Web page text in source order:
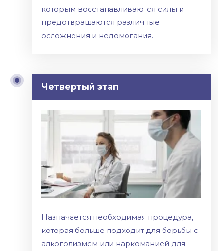
которым восстанавливаются силы и
предотвращаются различные
осложнения и недомогания.
Четвертый этап
Назначается необходимая процедура,
которая больше подходит для борьбы с
алкоголизмом или наркоманией для